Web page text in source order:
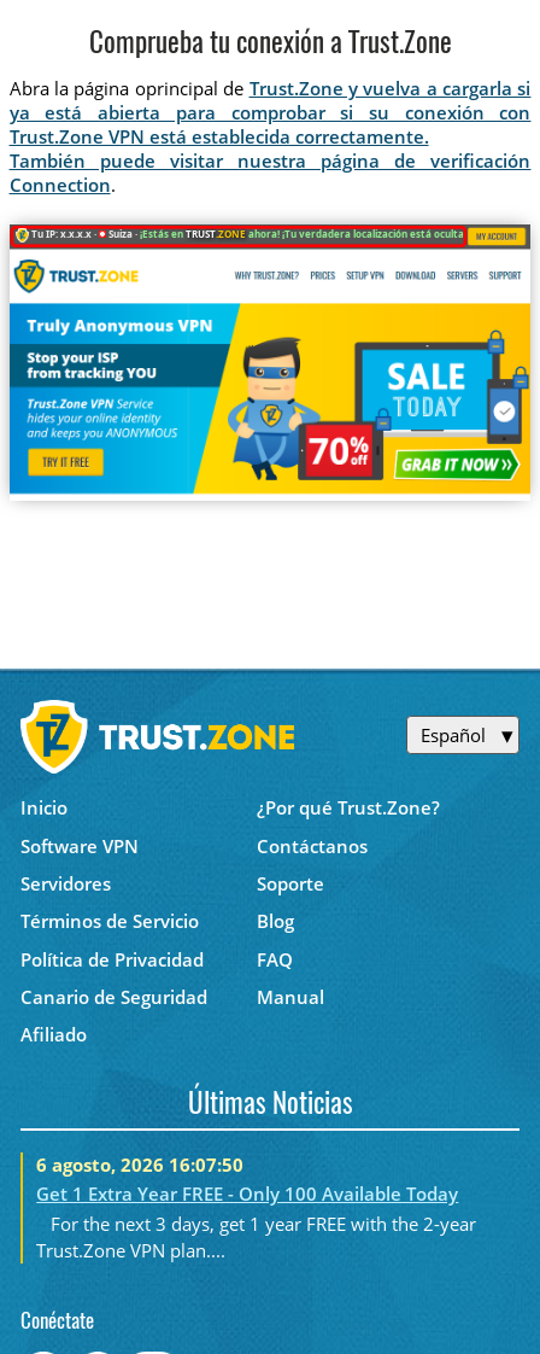
Comprueba tu conexión a Trust.Zone
Abra la página oprincipal de Trust.Zone y vuelva a cargarla si
ya está abierta para comprobar si su conexión con
Trust.Zone VPN está establecida correctamente.
También puede visitar nuestra página de verificación
Connection.
Tu IP: x.x.x.x · Suiza ·¡Estás enTRUST.ZONEahora! ¡Tu verdadera localización está oculta!
Español
Inicio
¿Por qué Trust.Zone?
Software VPN
Contáctanos
Servidores
Soporte
Términos de Servicio
Blog
Política de Privacidad
FAQ
Canario de Seguridad
Manual
Afiliado
Últimas Noticias
6 agosto, 2026 16:07:50
Get 1 Extra Year FREE - Only 100 Available Today
For the next 3 days, get 1 year FREE with the 2-year
Trust.Zone VPN plan....
Conéctate